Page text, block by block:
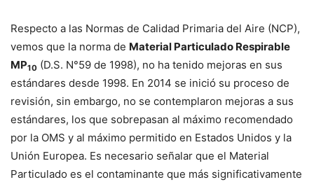
Respecto a las Normas de Calidad Primaria del Aire (NCP),
vemos que la norma de Material Particulado Respirable
MP10 (D.S. N°59 de 1998), no ha tenido mejoras en sus
estándares desde 1998. En 2014 se inició su proceso de
revisión, sin embargo, no se contemplaron mejoras a sus
estándares, los que sobrepasan al máximo recomendado
por la OMS y al máximo permitido en Estados Unidos y la
Unión Europea. Es necesario señalar que el Material
Particulado es el contaminante que más significativamente